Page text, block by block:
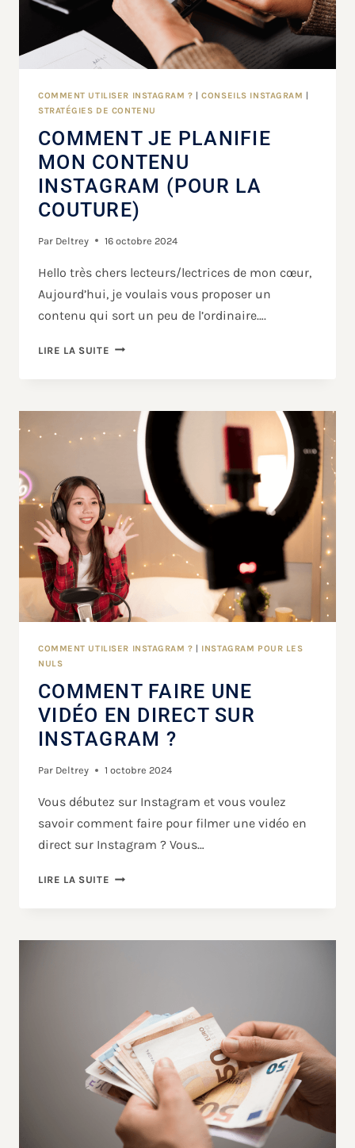
COMMENT UTILISER INSTAGRAM ? |CONSEILS INSTAGRAM |
STRATÉGIES DE CONTENU
COMMENT JE PLANIFIE
MON CONTENU
INSTAGRAM (POUR LA
COUTURE)
Par Deltrey 16 octobre 2024
Hello très chers lecteurs/lectrices de mon cœur,
Aujourd’hui, je voulais vous proposer un
contenu qui sort un peu de l’ordinaire….
LIRE LA SUITE
COMMENT UTILISER INSTAGRAM ?
INSTAGRAM POUR LES
NULS
COMMENT FAIRE UNE
VIDÉO EN DIRECT SUR
INSTAGRAM ?
Par Deltrey 1 octobre 2024
Vous débutez sur Instagram et vous voulez
savoir comment faire pour filmer une vidéo en
direct sur Instagram ? Vous…
LIRE LA SUITE